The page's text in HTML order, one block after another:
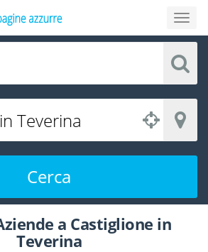
Cerca
a Castiglione in
Teverina